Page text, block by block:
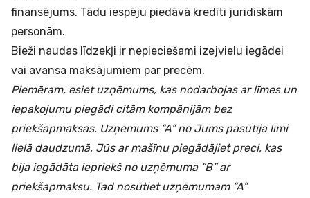
finansējums. Tādu iespēju piedāvā kredīti juridiskām
personām.
Bieži naudas līdzekļi ir nepieciešami izejvielu iegādei
vai avansa maksājumiem par precēm.
Piemēram, esiet uzņēmums, kas nodarbojas ar līmes un
iepakojumu piegādi citām kompānijām bez
priekšapmaksas. Uzņēmums “A” no Jums pasūtīja līmi
lielā daudzumā, Jūs ar mašīnu piegādājiet preci, kas
bija iegādāta iepriekš no uzņēmuma “B” ar
priekšapmaksu. Tad nosūtiet uzņēmumam “A”